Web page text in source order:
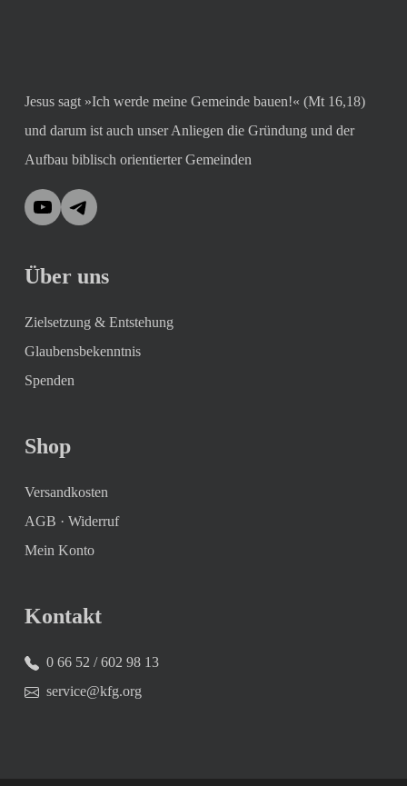
Jesus sagt »Ich werde meine Gemeinde bauen!« (Mt 16,18)
und darum ist auch unser Anliegen die Gründung und der
Aufbau biblisch orientierter Gemeinden
YouTubeTelegram
Über uns
Zielsetzung & Entstehung
Glaubensbekenntnis
Spenden
Shop
Versandkosten
AGB · Widerruf
Mein Konto
Kontakt
0 66 52 / 602 98 13
service@kfg.org